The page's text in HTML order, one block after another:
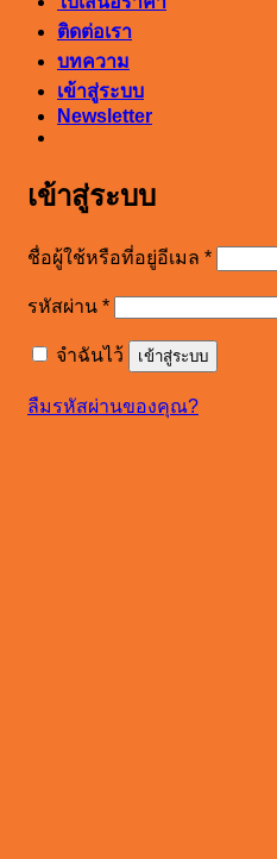
ติดต่อเรา
บทความ
เข้าสู่ระบบ
Newsletter
เข้าสู่ระบบ
ชื่อผู้ใช้หรือที่อยู่อีเมล *ต้องการ
รหัสผ่าน *ต้องการ
จำฉันไว้ เข้าสู่ระบบ
ลืมรหัสผ่านของคุณ?